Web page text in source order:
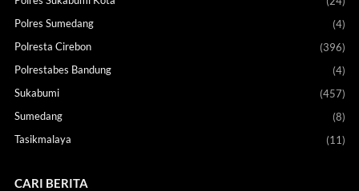
Polres Sumedang
(4)
Polresta Cirebon
(396)
Polrestabes Bandung
(4)
Sukabumi
(457)
Sumedang
(8)
Tasikmalaya
(11)
CARI BERITA